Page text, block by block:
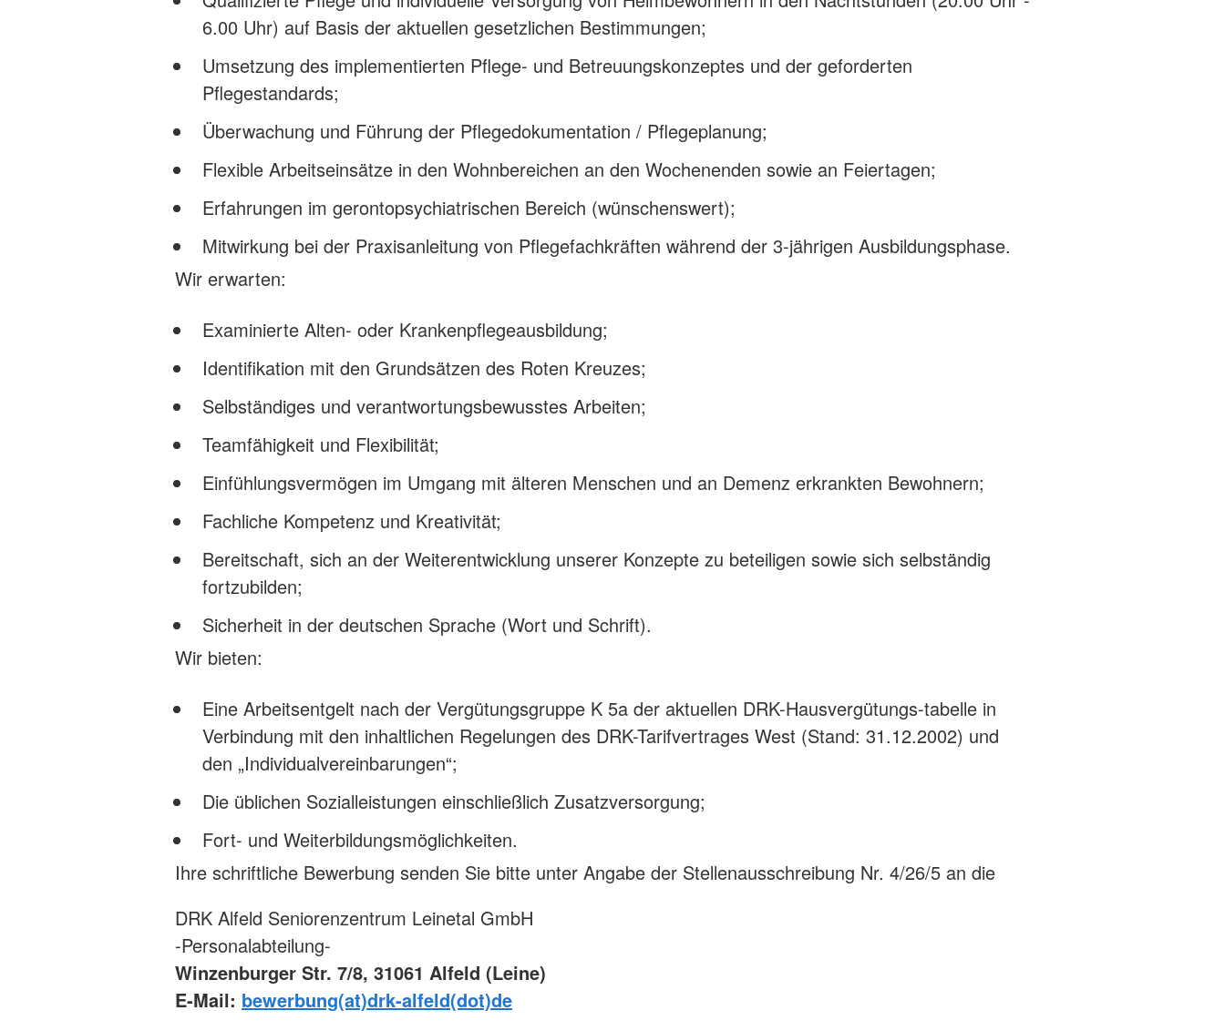
6.00 Uhr) auf Basis der aktuellen gesetzlichen Bestimmungen;
Umsetzung des implementierten Pflege- und Betreuungskonzeptes und der geforderten
Pflegestandards;
Überwachung und Führung der Pflegedokumentation / Pflegeplanung;
Flexible Arbeitseinsätze in den Wohnbereichen an den Wochenenden sowie an Feiertagen;
Erfahrungen im gerontopsychiatrischen Bereich (wünschenswert);
Mitwirkung bei der Praxisanleitung von Pflegefachkräften während der 3-jährigen Ausbildungsphase.
Wir erwarten:
Examinierte Alten- oder Krankenpflegeausbildung;
Identifikation mit den Grundsätzen des Roten Kreuzes;
Selbständiges und verantwortungsbewusstes Arbeiten;
Teamfähigkeit und Flexibilität;
Einfühlungsvermögen im Umgang mit älteren Menschen und an Demenz erkrankten Bewohnern;
Fachliche Kompetenz und Kreativität;
Bereitschaft, sich an der Weiterentwicklung unserer Konzepte zu beteiligen sowie sich selbständig
fortzubilden;
Sicherheit in der deutschen Sprache (Wort und Schrift).
Wir bieten:
Eine Arbeitsentgelt nach der Vergütungsgruppe K 5a der aktuellen DRK-Hausvergütungs-tabelle in
Verbindung mit den inhaltlichen Regelungen des DRK-Tarifvertrages West (Stand: 31.12.2002) und
den „Individualvereinbarungen“;
Die üblichen Sozialleistungen einschließlich Zusatzversorgung;
Fort- und Weiterbildungsmöglichkeiten.
Ihre schriftliche Bewerbung senden Sie bitte unter Angabe der Stellenausschreibung Nr. 4/26/5 an die
DRK Alfeld Seniorenzentrum Leinetal GmbH
-Personalabteilung-
Winzenburger Str. 7/8, 31061 Alfeld (Leine)
E-Mail: bewerbung(at)drk-alfeld(dot)de